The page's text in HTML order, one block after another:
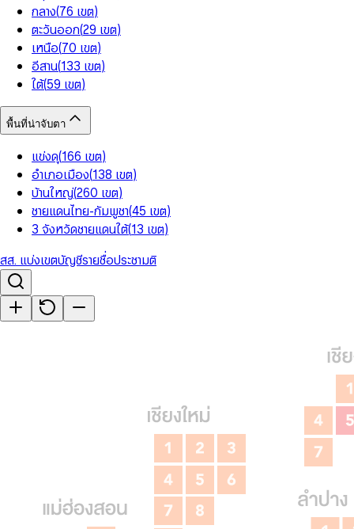
กลาง(76 เขต)
ตะวันออก(29 เขต)
เหนือ(70 เขต)
อีสาน(133 เขต)
ใต้(59 เขต)
พื้นที่น่าจับตา
แข่งดุ(166 เขต)
อำเภอเมือง(138 เขต)
บ้านใหญ่(260 เขต)
ชายแดนไทย-กัมพูชา(45 เขต)
3 จังหวัดชายแดนใต้(13 เขต)
สส. แบ่งเขตบัญชีรายชื่อประชามติ